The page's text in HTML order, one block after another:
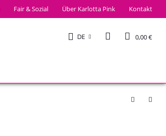
Fair & Sozial Über Karlotta Pink Kontakt
DE 0,00 €